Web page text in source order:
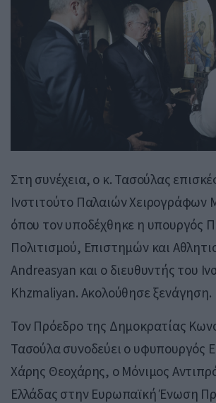
Στη συνέχεια, ο κ. Τασούλας
Ινστιτούτο Παλαιών Χειρογράφων
όπου τον υποδέχθηκε η υπουργός
Πολιτισμού, Επιστημών και
Andreasyan και ο διευθυντής του
Khzmaliyan. Ακολούθησε ξενάγηση.
Τον Πρόεδρο της Δημοκρατίας
Τασούλα συνοδεύει ο υφυπουργός
Χάρης Θεοχάρης, ο Μόνιμος
Ελλάδας στην Ευρωπαϊκή Ένωση